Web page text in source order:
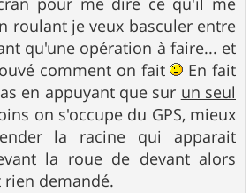
roulant je veux basculer entre
qu'une opération à faire... et
comment on fait
En fait
en appuyant que sur un seul
on s'occupe du GPS, mieux
la racine qui apparait
la roue de devant alors
demandé.